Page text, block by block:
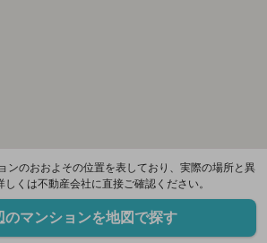
ンのおおよその位置を表しており、実際の場所と異
くは不動産会社に直接ご確認ください。
のマンションを地図で探す